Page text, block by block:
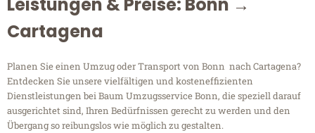
Leistungen & Preise: Bonn →
Cartagena
Planen Sie einen Umzug oder Transport von Bonn nach Cartagena?
Entdecken Sie unsere vielfältigen und kosteneffizienten
Dienstleistungen bei Baum Umzugsservice Bonn, die speziell darauf
ausgerichtet sind, Ihren Bedürfnissen gerecht zu werden und den
Übergang so reibungslos wie möglich zu gestalten.